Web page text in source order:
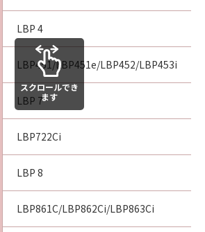
LBP 4
LBP451/LBP451e/LBP452/LBP453i
LBP 7
LBP722Ci
LBP 8
LBP861C/LBP862Ci/LBP863Ci
スクロールでき
ます